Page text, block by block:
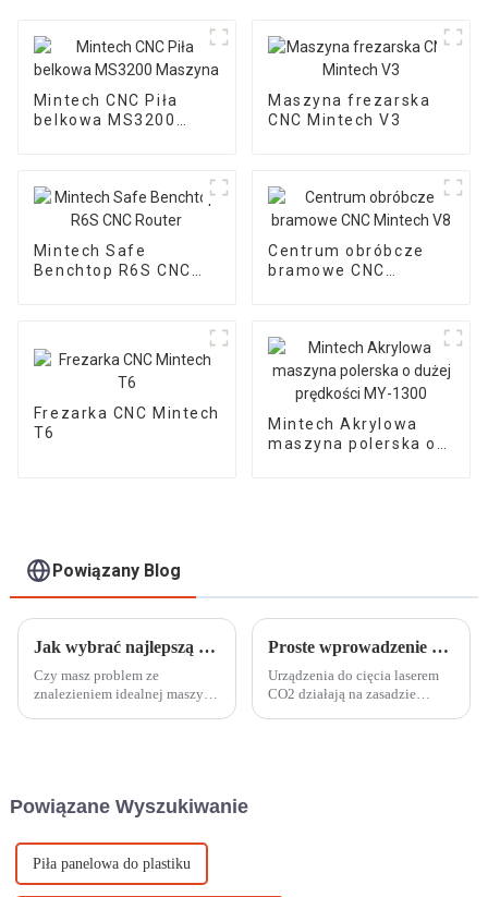
Mintech CNC Piła
belkowa MS3200
Maszyna frezarska
CNC Mintech V3
Mintech Safe
Benchtop R6S CNC
Centrum obróbcze
bramowe CNC
Frezarka CNC Mintech
T6
Mintech Akrylowa
maszyna polerska o
Powiązany Blog
Jak wybrać najlepszą maszynę grawerującą CNC do swoich potrzeb
Czy masz problem ze
znalezieniem idealnej maszyny
się—...
Proste wprowadzenie do funkcji maszyny do cięcia laserem CO2
Urządzenia do cięcia laserem
CO2 działają na zasadzie
Powiązane Wyszukiwanie
Piła panelowa do plastiku